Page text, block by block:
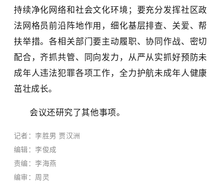
持续净化网络和社会文化环境； 要充分发挥社区政
法网格员前沿阵地作用，细化基层排查、关爱、帮
扶举措。各相关部门要主动履职、协同作战、密切
配合，齐抓共管、同向发力，从严从实抓好预防未
成年人违法犯罪各项工作， 全力护航未成年人健康
茁壮成长。
会议还研究了其他事项。
记者：李胜男 贾汉洲
编辑：李俊成
责编：李海燕
编审：周灵